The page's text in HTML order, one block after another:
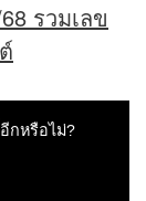
รวมเลข